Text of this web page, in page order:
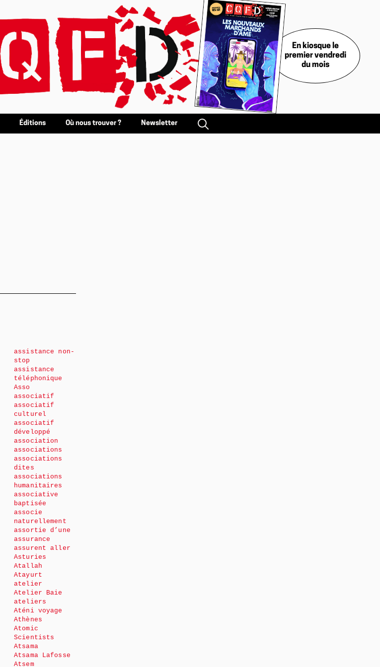
En kiosque le
premier vendredi
du mois
Éditions Où nous trouver ? Newsletter
assistance non-
stop
assistance
téléphonique
Asso
associatif
associatif
culturel
associatif
développé
association
associations
associations
dites
associations
humanitaires
associative
baptisée
associe
naturellement
assortie d’une
assurance
assurent aller
Asturies
Atallah
Atayurt
atelier
Atelier Baie
ateliers
Aténi voyage
Athènes
Atomic
Scientists
Atsama
Atsama Lafosse
Atsem